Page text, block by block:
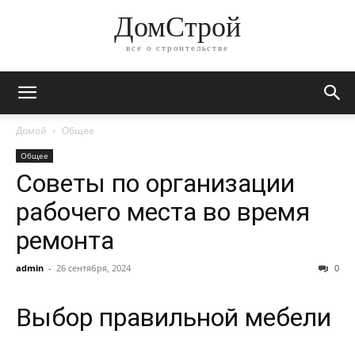
ДомСтрой
все о строительстве
Домой Общее
Общее
Советы по организации
рабочего места во время
ремонта
admin - 26 сентября, 2024 0
Выбор правильной мебели